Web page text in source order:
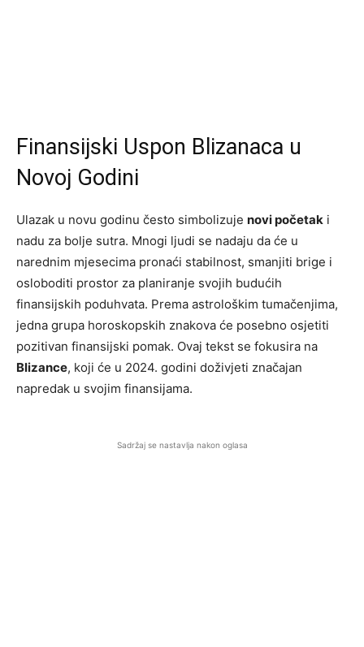
Finansijski Uspon Blizanaca u
Novoj Godini
Ulazak u novu godinu često simbolizuje novi početak i
nadu za bolje sutra. Mnogi ljudi se nadaju da će u
narednim mjesecima pronaći stabilnost, smanjiti brige i
osloboditi prostor za planiranje svojih budućih
finansijskih poduhvata. Prema astrološkim tumačenjima,
jedna grupa horoskopskih znakova će posebno osjetiti
pozitivan finansijski pomak. Ovaj tekst se fokusira na
Blizance, koji će u 2024. godini doživjeti značajan
napredak u svojim finansijama.
Sadržaj se nastavlja nakon oglasa